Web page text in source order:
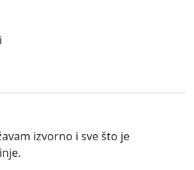
izvorno i sve što je